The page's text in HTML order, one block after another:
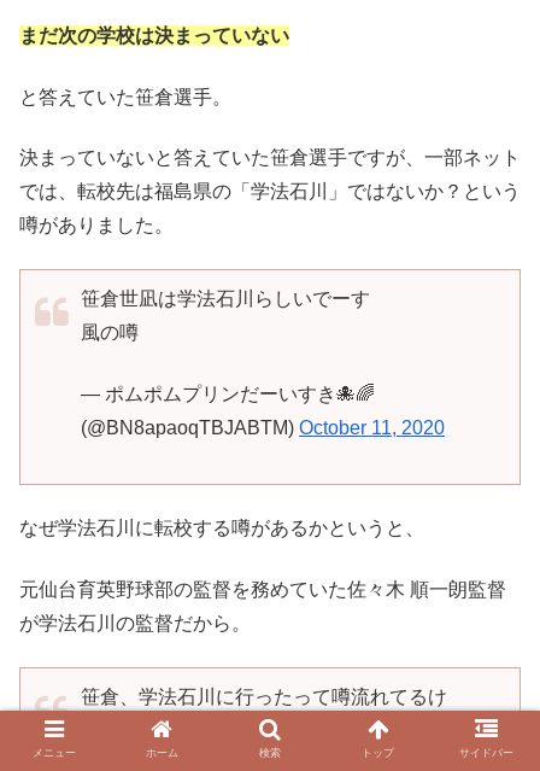
まだ次の学校は決まっていない
と答えていた笹倉選手。
決まっていないと答えていた笹倉選手ですが、一部ネット
では、転校先は福島県の「学法石川」ではないか？という
噂がありました。
笹倉世凪は学法石川らしいでーす
風の噂
— ポムポムプリンだーいすき🐙🌈
(@BN8apaoqTBJABTM) October 11, 2020
なぜ学法石川に転校する噂があるかというと、
元仙台育英野球部の監督を務めていた佐々木 順一朗監督
が学法石川の監督だから。
笹倉、学法石川に行ったって噂流れてるけ
学法石川の野球部の監督、元仙台育英野球部
メニュー ホーム 検索 トップ サイドバー